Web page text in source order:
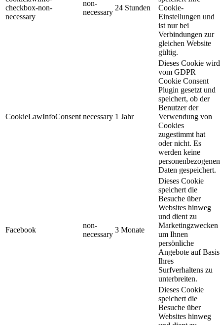
checkbox-non-
necessary
non-
necessary
24 Stunden
Cookie-
Einstellungen und
ist nur bei
Verbindungen zur
gleichen Website
gültig.
CookieLawInfoConsent necessary 1 Jahr
Dieses Cookie wird
vom GDPR
Cookie Consent
Plugin gesetzt und
speichert, ob der
Benutzer der
Verwendung von
Cookies
zugestimmt hat
oder nicht. Es
werden keine
personenbezogenen
Daten gespeichert.
Facebook
non-
necessary
3 Monate
Dieses Cookie
speichert die
Besuche über
Websites hinweg
und dient zu
Marketingzwecken
um Ihnen
persönliche
Angebote auf Basis
Ihres
Surfverhaltens zu
unterbreiten.
Dieses Cookie
speichert die
Besuche über
Websites hinweg